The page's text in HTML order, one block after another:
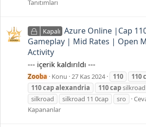
Tanıtımları
Kapalı Azure Online |Cap
Gameplay | Mid Rates | Open
Activity
--- içerik kaldırıldı ---
Zooba Konu 27 Kas 2024 110 110
110capalexandria 110capsilkroad
silkroad
silkroad 11 0cap sro
Kapananlar